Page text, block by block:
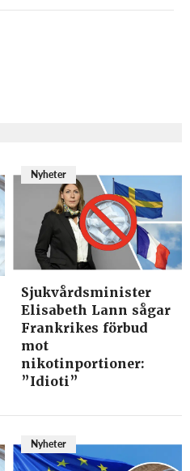
Nyheter
Sjukvårdsminister
Elisabeth Lann sågar
Frankrikes förbud
mot
nikotinportioner:
”Idioti”
Nyheter